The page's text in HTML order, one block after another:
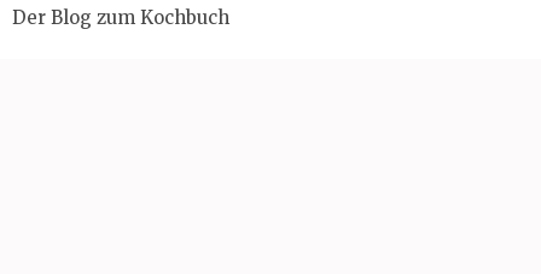
Der Blog zum Kochbuch